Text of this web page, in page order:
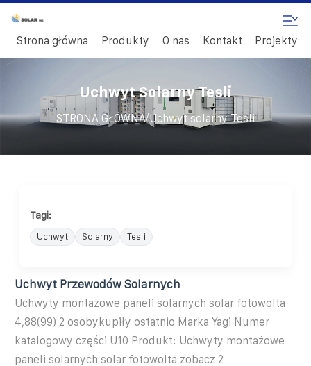
Strona główna Produkty O nas Kontakt Projekty
Uchwyt Solarny Tesli
STRONA GŁÓWNA/Uchwyt solarny Tesli
Tagi:
Uchwyt Solarny Tesli
Uchwyt Przewodów Solarnych
Uchwyty montażowe paneli solarnych solar fotowolta
4,88(99) 2 osobykupiły ostatnio Marka Yagi Numer
katalogowy części U10 Produkt: Uchwyty montażowe
paneli solarnych solar fotowolta zobacz 2